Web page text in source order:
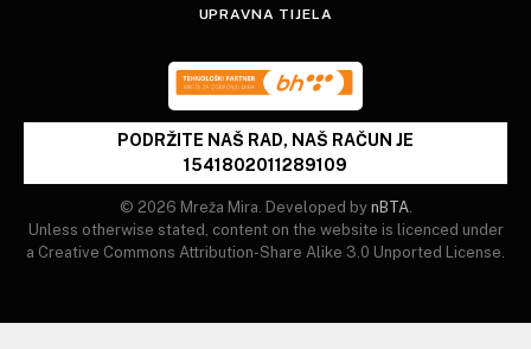
UPRAVNA TIJELA
PODRŽITE NAŠ RAD, NAŠ RAČUN JE
1541802011289109
© 2026 Mreža Mira. Developed by nBTA.
Unless otherwise stated, content on the website is licenced under
a Creative Commons Attribution-Share Alike 3.0 Unported License.